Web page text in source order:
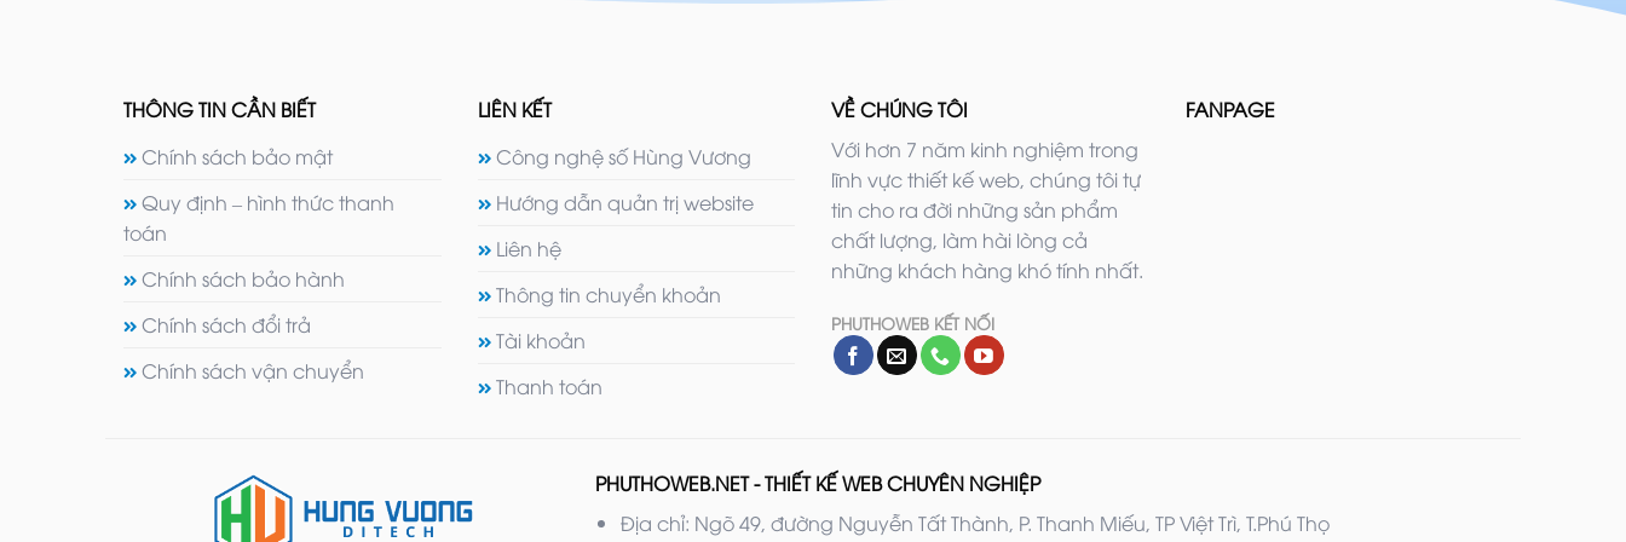
THÔNG TIN CẦN BIẾT
Chính sách bảo mật
Quy định – hình thức thanh
toán
Chính sách bảo hành
Chính sách đổi trả
Chính sách vận chuyển
LIÊN KẾT
Công nghệ số Hùng Vương
Hướng dẫn quản trị website
Liên hệ
Thông tin chuyển khoản
Tài khoản
Thanh toán
VỀ CHÚNG TÔI
Với hơn 7 năm kinh nghiệm trong
lĩnh vực thiết kế web, chúng tôi tự
tin cho ra đời những sản phẩm
chất lượng, làm hài lòng cả
những khách hàng khó tính nhất.
PHUTHOWEB KẾT NỐI
FANPAGE
PHUTHOWEB.NET - THIẾT KẾ WEB CHUYÊN NGHIỆP
Địa chỉ: Ngõ 49, đường Nguyễn Tất Thành, P. Thanh Miếu, TP Việt Trì, T.Phú Thọ